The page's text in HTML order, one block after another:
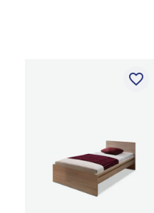
favorite_border